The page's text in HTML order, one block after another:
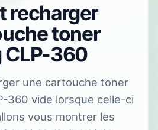
recharger
toner
CLP-360
une cartouche toner
360 vide lorsque celle-ci
vous montrer les